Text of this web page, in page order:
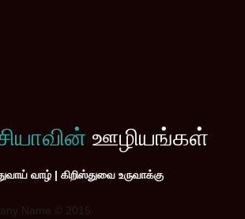
ஊழியங்கள்
வாழ் | கிறிஸ்துவை உருவாக்கு
Name © 2015